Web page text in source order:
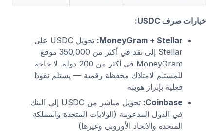
خيارات صرف USDC:
MoneyGram + Stellar:
تحويل USDC على
Stellar إلى نقد في أكثر من 350,000 موقع
MoneyGram في أكثر من 200 دولة. لا حاجة
للمستلم لامتلاك محفظة رقمية — يستلم نقودًا
فعلية بإبراز هويته
Coinbase:
تحويل مباشر من USDC إلى البنك
في الدول المدعومة (الولايات المتحدة والمملكة
المتحدة والاتحاد الأوروبي وغيرها)